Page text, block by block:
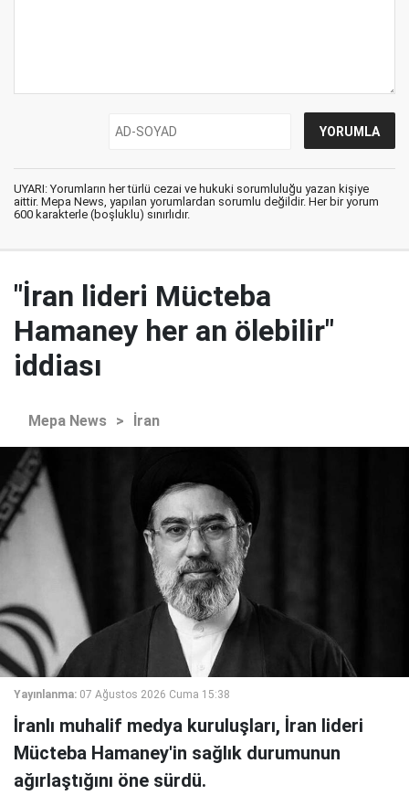
UYARI: Yorumların her türlü cezai ve hukuki sorumluluğu yazan kişiye
aittir. Mepa News, yapılan yorumlardan sorumlu değildir. Her bir yorum
600 karakterle (boşluklu) sınırlıdır.
"İran lideri Mücteba
Hamaney her an ölebilir"
iddiası
Mepa News > İran
Yayınlanma: 07 Ağustos 2026 Cuma 15:38
İranlı muhalif medya kuruluşları, İran lideri
Mücteba Hamaney'in sağlık durumunun
ağırlaştığını öne sürdü.